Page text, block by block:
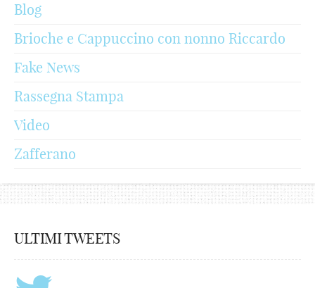
Blog
Brioche e Cappuccino con nonno Riccardo
Fake News
Rassegna Stampa
Video
Zafferano
ULTIMI TWEETS